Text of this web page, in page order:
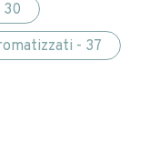
30
- 37